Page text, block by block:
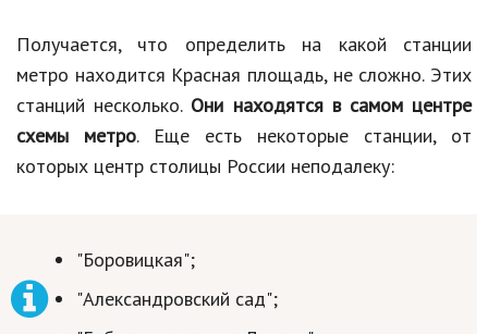
Получается, что определить на какой станции
метро находится Красная площадь, не сложно. Этих
станций несколько. Они находятся в самом центре
схемы метро. Еще есть некоторые станции, от
которых центр столицы России неподалеку:
"Боровицкая";
"Александровский сад";